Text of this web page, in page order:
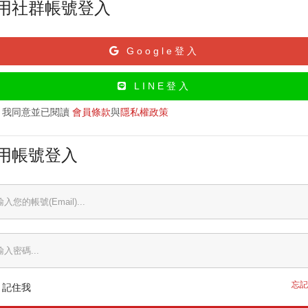
社群帳號登入
Google登入
LINE登入
我同意並已閱讀 會員條款與隱私權政策
帳號登入
記住我 忘